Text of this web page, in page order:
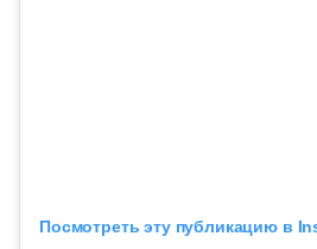
Посмотреть эту публикацию в